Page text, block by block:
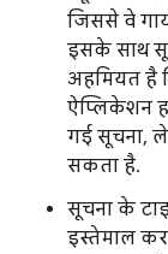
जिससे वे
इसके साथ
अहमियत है
ऐप्लिकेशन
गई सूचना,
सकता है.
सूचना के
इस्तेमाल